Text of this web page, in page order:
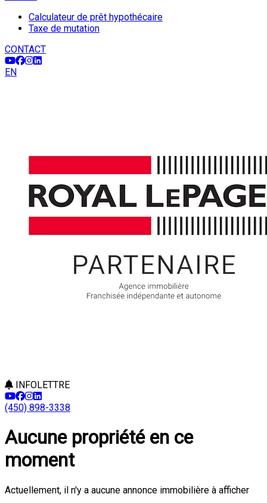
Calculateur de prêt hypothécaire
Taxe de mutation
CONTACT
EN
INFOLETTRE
(450) 898-3338
Aucune propriété en ce
moment
Actuellement, il n'y a aucune annonce immobilière à afficher